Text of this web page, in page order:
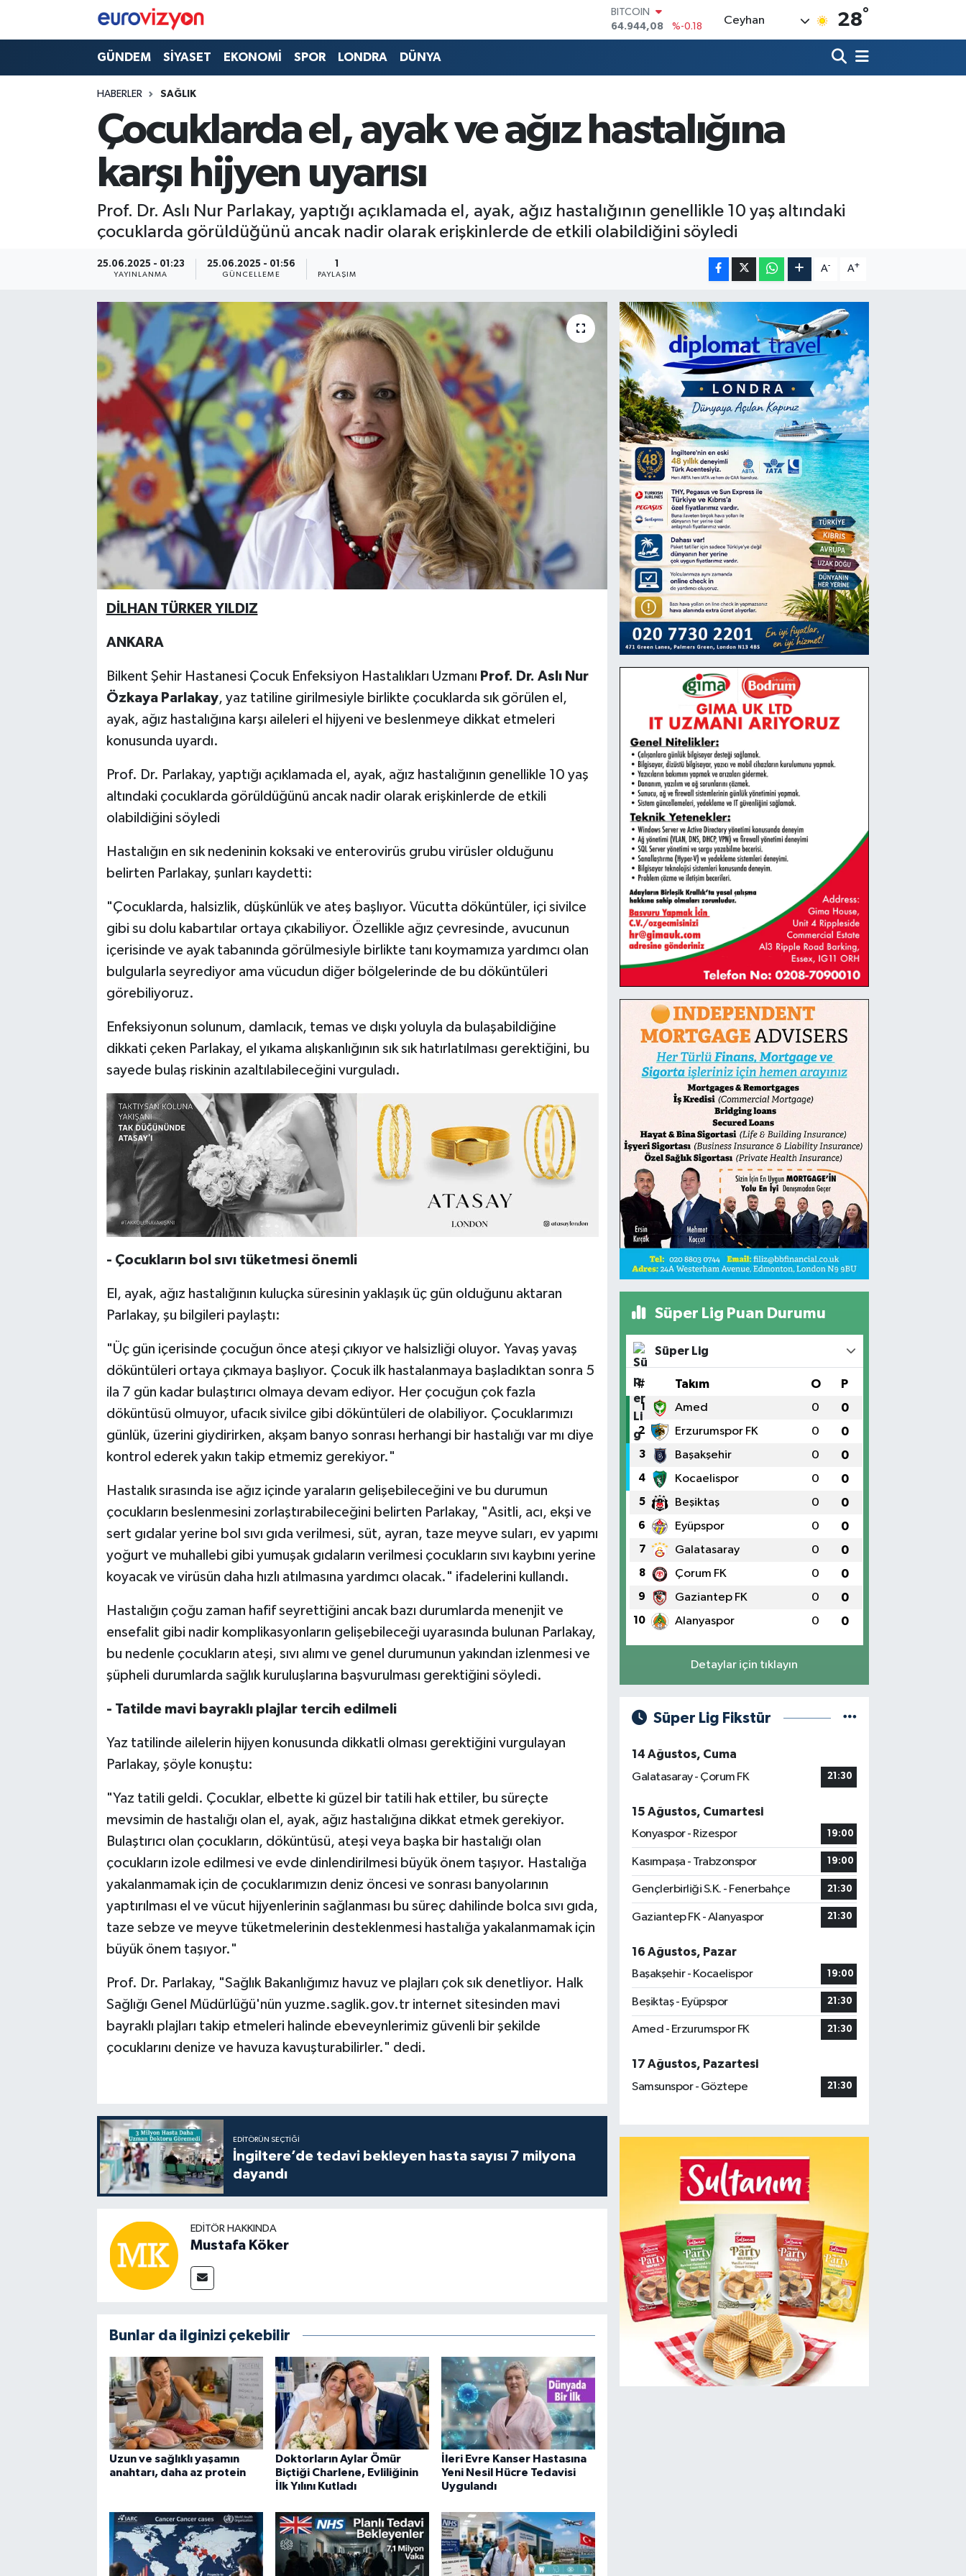
DOLAR
47,7436
%0.18
EURO
%0.03
BİST100
13.779
%-14
Ceyhan 28°
GÜNDEM SİYASET EKONOMİ SPOR LONDRA DÜNYA
HABERLER SAĞLIK
Çocuklarda el, ayak ve ağız hastalığına
karşı hijyen uyarısı
Prof. Dr. Aslı Nur Parlakay, yaptığı açıklamada el, ayak, ağız hastalığının genellikle 10 yaş altındaki
çocuklarda görüldüğünü ancak nadir olarak erişkinlerde de etkili olabildiğini söyledi
25.06.2025 - 01:23
YAYINLANMA
25.06.2025 - 01:56
GÜNCELLEME
1
PAYLAŞIM
A- A+
DİLHAN TÜRKER YILDIZ
ANKARA
Bilkent Şehir Hastanesi Çocuk Enfeksiyon Hastalıkları Uzmanı Prof. Dr. Aslı Nur
Özkaya Parlakay, yaz tatiline girilmesiyle birlikte çocuklarda sık görülen el,
ayak, ağız hastalığına karşı aileleri el hijyeni ve beslenmeye dikkat etmeleri
konusunda uyardı.
Prof. Dr. Parlakay, yaptığı açıklamada el, ayak, ağız hastalığının genellikle 10 yaş
altındaki çocuklarda görüldüğünü ancak nadir olarak erişkinlerde de etkili
olabildiğini söyledi
Hastalığın en sık nedeninin koksaki ve enterovirüs grubu virüsler olduğunu
belirten Parlakay, şunları kaydetti:
"Çocuklarda, halsizlik, düşkünlük ve ateş başlıyor. Vücutta döküntüler, içi sivilce
gibi su dolu kabartılar ortaya çıkabiliyor. Özellikle ağız çevresinde, avucunun
içerisinde ve ayak tabanında görülmesiyle birlikte tanı koymamıza yardımcı olan
bulgularla seyrediyor ama vücudun diğer bölgelerinde de bu döküntüleri
görebiliyoruz.
Enfeksiyonun solunum, damlacık, temas ve dışkı yoluyla da bulaşabildiğine
dikkati çeken Parlakay, el yıkama alışkanlığının sık sık hatırlatılması gerektiğini, bu
sayede bulaş riskinin azaltılabileceğini vurguladı.
- Çocukların bol sıvı tüketmesi önemli
El, ayak, ağız hastalığının kuluçka süresinin yaklaşık üç gün olduğunu aktaran
Parlakay, şu bilgileri paylaştı:
"Üç gün içerisinde çocuğun önce ateşi çıkıyor ve halsizliği oluyor. Yavaş yavaş
döküntüleri ortaya çıkmaya başlıyor. Çocuk ilk hastalanmaya başladıktan sonra 5
ila 7 gün kadar bulaştırıcı olmaya devam ediyor. Her çocuğun çok fazla
döküntüsü olmuyor, ufacık sivilce gibi döküntüleri de olabiliyor. Çocuklarımızı
günlük, üzerini giydirirken, akşam banyo sonrası herhangi bir hastalığı var mı diye
kontrol ederek yakın takip etmemiz gerekiyor."
Hastalık sırasında ise ağız içinde yaraların gelişebileceğini ve bu durumun
çocukların beslenmesini zorlaştırabileceğini belirten Parlakay, "Asitli, acı, ekşi ve
sert gıdalar yerine bol sıvı gıda verilmesi, süt, ayran, taze meyve suları, ev yapımı
yoğurt ve muhallebi gibi yumuşak gıdaların verilmesi çocukların sıvı kaybını yerine
koyacak ve virüsün daha hızlı atılmasına yardımcı olacak." ifadelerini kullandı.
Hastalığın çoğu zaman hafif seyrettiğini ancak bazı durumlarda menenjit ve
ensefalit gibi nadir komplikasyonların gelişebileceği uyarasında bulunan Parlakay,
bu nedenle çocukların ateşi, sıvı alımı ve genel durumunun yakından izlenmesi ve
şüpheli durumlarda sağlık kuruluşlarına başvurulması gerektiğini söyledi.
- Tatilde mavi bayraklı plajlar tercih edilmeli
Yaz tatilinde ailelerin hijyen konusunda dikkatli olması gerektiğini vurgulayan
Parlakay, şöyle konuştu:
"Yaz tatili geldi. Çocuklar, elbette ki güzel bir tatili hak ettiler, bu süreçte
mevsimin de hastalığı olan el, ayak, ağız hastalığına dikkat etmek gerekiyor.
Bulaştırıcı olan çocukların, döküntüsü, ateşi veya başka bir hastalığı olan
çocukların izole edilmesi ve evde dinlendirilmesi büyük önem taşıyor. Hastalığa
yakalanmamak için de çocuklarımızın deniz öncesi ve sonrası banyolarının
yaptırılması el ve vücut hijyenlerinin sağlanması bu süreç dahilinde bolca sıvı gıda,
taze sebze ve meyve tüketmelerinin desteklenmesi hastalığa yakalanmamak için
büyük önem taşıyor."
Prof. Dr. Parlakay, "Sağlık Bakanlığımız havuz ve plajları çok sık denetliyor. Halk
Sağlığı Genel Müdürlüğü'nün yuzme.saglik.gov.tr internet sitesinden mavi
bayraklı plajları takip etmeleri halinde ebeveynlerimiz güvenli bir şekilde
çocuklarını denize ve havuza kavuşturabilirler." dedi.
EDITÖRÜN SEÇTIĞI
İngiltere’de tedavi bekleyen hasta sayısı 7 milyona
dayandı
EDITÖR HAKKINDA
Mustafa Köker
Bunlar da ilginizi çekebilir
Uzun ve sağlıklı yaşamın
anahtarı, daha az protein
Doktorların Aylar Ömür
Biçtiği Charlene, Evliliğinin
İlk Yılını Kutladı
İleri Evre Kanser Hastasına
Yeni Nesil Hücre Tedavisi
Uygulandı
Süper Lig Puan Durumu
Süper Lig
# Takım O P
1 Amed 0 0
2 Erzurumspor FK 0 0
3 Başakşehir 0 0
4 Kocaelispor 0 0
5 Beşiktaş 0 0
6 Eyüpspor 0 0
7 Galatasaray 0 0
8 Çorum FK 0 0
9 Gaziantep FK 0 0
10 Alanyaspor 0 0
Detaylar için tıklayın
Süper Lig Fikstür
14 Ağustos, Cuma
Galatasaray - Çorum FK
21:30
15 Ağustos, Cumartesi
Konyaspor - Rizespor
19:00
Kasımpaşa - Trabzonspor 19:00
Gençlerbirliği S.K. - Fenerbahçe 21:30
Gaziantep FK - Alanyaspor 21:30
16 Ağustos, Pazar
Başakşehir - Kocaelispor
19:00
Beşiktaş - Eyüpspor 21:30
Amed - Erzurumspor FK 21:30
17 Ağustos, Pazartesi
Samsunspor - Göztepe
21:30